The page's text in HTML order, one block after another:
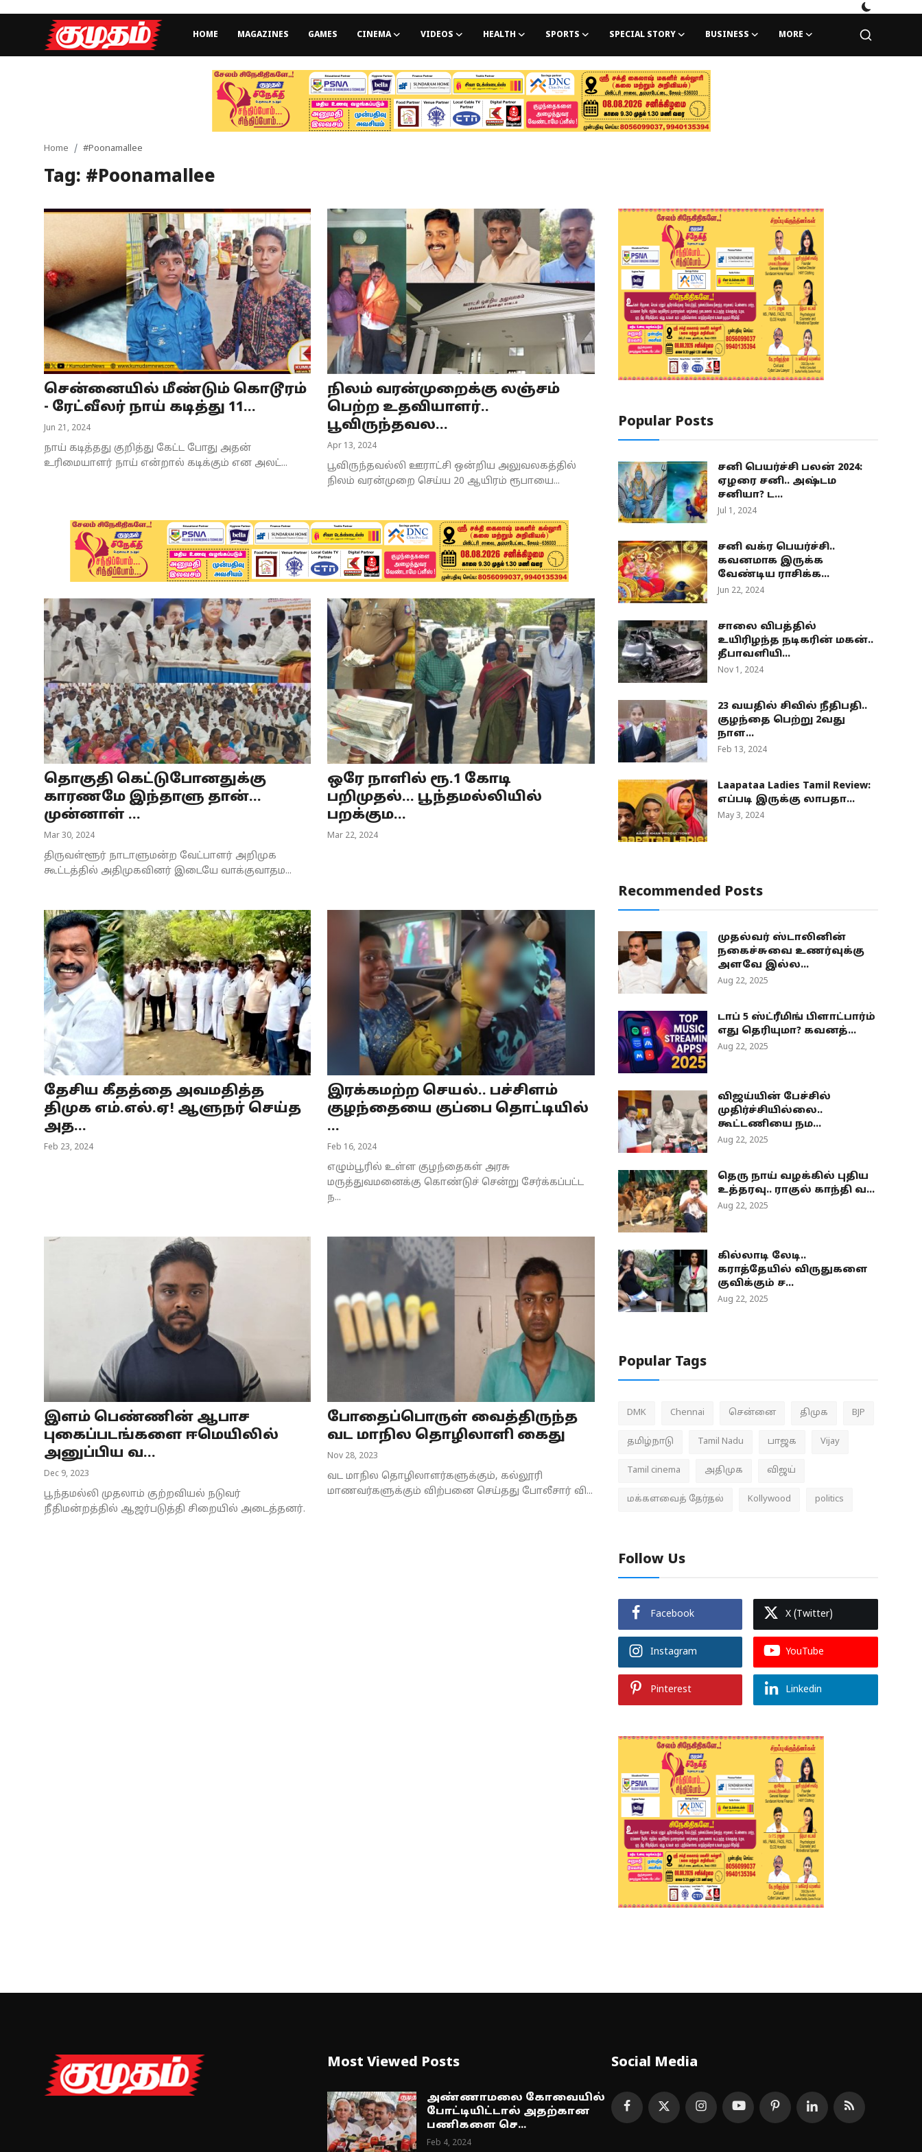
HOME MAGAZINES GAMES CINEMA VIDEOS HEALTH SPORTS SPECIAL STORY BUSINESS MORE
Games
Videos
Special Story
Business
Tamilnadu
Home #Poonamallee
Tag: #Poonamallee
சென்னையில் மீண்டும் கொடூரம்
- ரேட்வீலர் நாய் கடித்து 11...
Jun 21, 2024
நாய் கடித்தது குறித்து கேட்ட போது அதன்
உரிமையாளர் நாய் என்றால் கடிக்கும் என அலட்...
நிலம் வரன்முறைக்கு லஞ்சம்
பெற்ற உதவியாளர்..
பூவிருந்தவல...
Apr 13, 2024
பூவிருந்தவல்லி ஊராட்சி ஒன்றிய அலுவலகத்தில்
நிலம் வரன்முறை செய்ய 20 ஆயிரம் ரூபாயை...
தொகுதி கெட்டுபோனதுக்கு
காரணமே இந்தாளு தான்...
முன்னாள் ...
Mar 30, 2024
திருவள்ளூர் நாடாளுமன்ற வேட்பாளர் அறிமுக
கூட்டத்தில் அதிமுகவினர் இடையே வாக்குவாதம...
ஒரே நாளில் ரூ.1 கோடி
பறிமுதல்... பூந்தமல்லியில்
பறக்கும...
Mar 22, 2024
தேசிய கீதத்தை அவமதித்த
திமுக எம்.எல்.ஏ! ஆளுநர் செய்த
அத...
Feb 23, 2024
இரக்கமற்ற செயல்.. பச்சிளம்
குழந்தையை குப்பை தொட்டியில்
...
Feb 16, 2024
எழும்பூரில் உள்ள குழந்தைகள் அரசு
மருத்துவமனைக்கு கொண்டுச் சென்று சேர்க்கப்பட்ட
ந...
இளம் பெண்ணின் ஆபாச
புகைப்படங்களை ஈமெயிலில்
அனுப்பிய வ...
Dec 9, 2023
பூந்தமல்லி முதலாம் குற்றவியல் நடுவர்
நீதிமன்றத்தில் ஆஜர்படுத்தி சிறையில் அடைத்தனர்.
போதைப்பொருள் வைத்திருந்த
வட மாநில தொழிலாளி கைது
Nov 28, 2023
வட மாநில தொழிலாளர்களுக்கும், கல்லூரி
மாணவர்களுக்கும் விற்பனை செய்தது போலீசார் வி...
Popular Posts
சனி பெயர்ச்சி பலன் 2024:
ஏழரை சனி.. அஷ்டம
சனியா? ட...
Jul 1, 2024
சனி வக்ர பெயர்ச்சி..
கவனமாக இருக்க
வேண்டிய ராசிக்க...
Jun 22, 2024
சாலை விபத்தில்
உயிரிழந்த நடிகரின் மகன்..
தீபாவளியி...
Nov 1, 2024
23 வயதில் சிவில் நீதிபதி..
குழந்தை பெற்று 2வது
நாள...
Feb 13, 2024
Laapataa Ladies Tamil Review:
எப்படி இருக்கு லாபதா...
May 3, 2024
Recommended Posts
முதல்வர் ஸ்டாலினின்
நகைச்சுவை உணர்வுக்கு
அளவே இல்ல...
Aug 22, 2025
டாப் 5 ஸ்ட்ரீமிங் பிளாட்பார்ம்
எது தெரியுமா? கவனத்...
Aug 22, 2025
விஜய்யின் பேச்சில்
முதிர்ச்சியில்லை..
கூட்டணியை நம...
Aug 22, 2025
தெரு நாய் வழக்கில் புதிய
உத்தரவு.. ராகுல் காந்தி வ...
Aug 22, 2025
கில்லாடி லேடி..
கராத்தேயில் விருதுகளை
குவிக்கும் ச...
Aug 22, 2025
Popular Tags
DMK Chennai சென்னை திமுக BJP
தமிழ்நாடு Tamil Nadu பாஜக Vijay
Tamil cinema அதிமுக விஜய்
மக்களவைத் தேர்தல் Kollywood politics
Follow Us
Facebook X (Twitter)
Instagram YouTube
Pinterest Linkedin
Most Viewed Posts
அண்ணாமலை கோவையில்
போட்டியிட்டால் அதற்கான
பணிகளை செ...
Feb 4, 2024
Social Media